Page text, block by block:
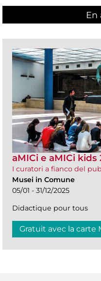
En
aMICi e aMICi kids
I curatori a fianco del
Musei in Comune
05/01 - 31/12/2025
Didactique pour tous
Gratuit avec la carte